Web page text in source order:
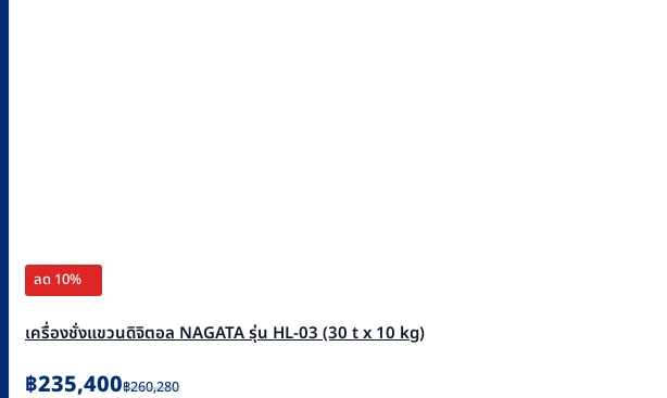
ลด 10%
เครื่องชั่งแขวนดิจิตอล NAGATA รุ่น HL-03 (30 t x 10 kg)
฿260,280
Original
฿235,400
Current